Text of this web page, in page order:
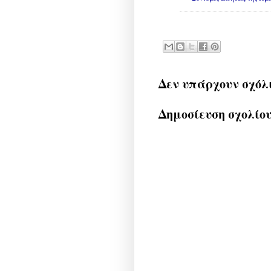
Δεν υπάρχουν
Δημοσίευση